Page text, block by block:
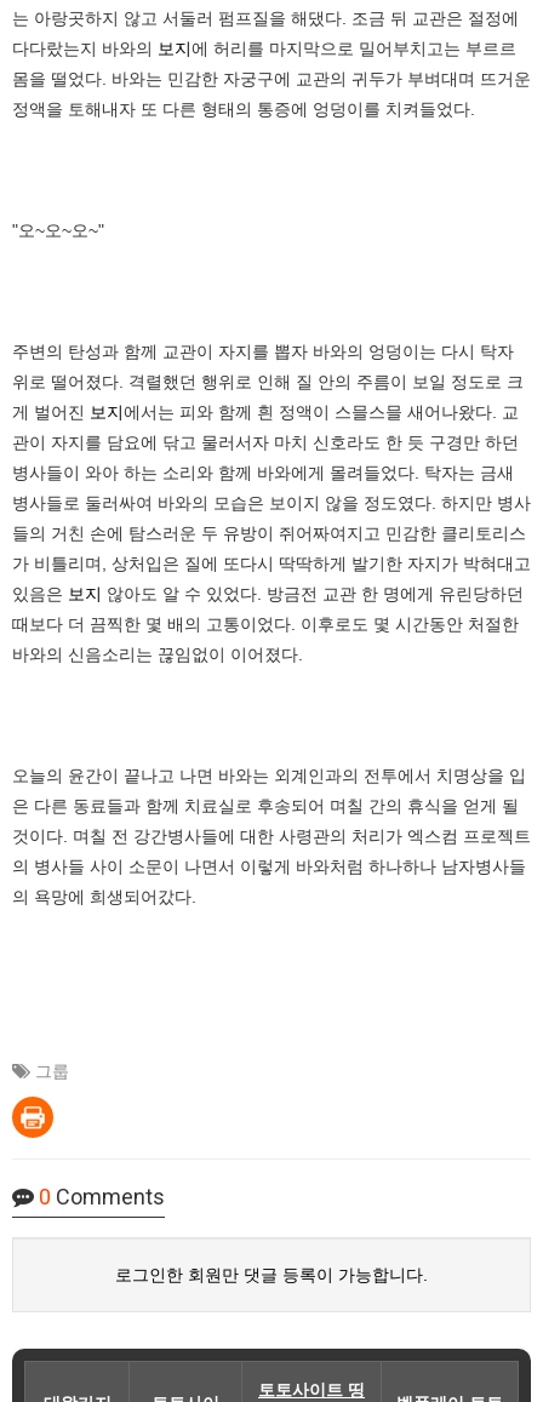
는 아랑곳하지 않고 서둘러 펌프질을 해댔다. 조금 뒤 교관은 절정에
다다랐는지 바와의 보지에 허리를 마지막으로 밀어부치고는 부르르
몸을 떨었다. 바와는 민감한 자궁구에 교관의 귀두가 부벼대며 뜨거운
정액을 토해내자 또 다른 형태의 통증에 엉덩이를 치켜들었다.
"오~오~오~"
주변의 탄성과 함께 교관이 자지를 뽑자 바와의 엉덩이는 다시 탁자
위로 떨어졌다. 격렬했던 행위로 인해 질 안의 주름이 보일 정도로 크
게 벌어진 보지에서는 피와 함께 흰 정액이 스믈스믈 새어나왔다. 교
관이 자지를 담요에 닦고 물러서자 마치 신호라도 한 듯 구경만 하던
병사들이 와아 하는 소리와 함께 바와에게 몰려들었다. 탁자는 금새
병사들로 둘러싸여 바와의 모습은 보이지 않을 정도였다. 하지만 병사
들의 거친 손에 탐스러운 두 유방이 쥐어짜여지고 민감한 클리토리스
가 비틀리며, 상처입은 질에 또다시 딱딱하게 발기한 자지가 박혀대고
있음은 보지 않아도 알 수 있었다. 방금전 교관 한 명에게 유린당하던
때보다 더 끔찍한 몇 배의 고통이었다. 이후로도 몇 시간동안 처절한
바와의 신음소리는 끊임없이 이어졌다.
오늘의 윤간이 끝나고 나면 바와는 외계인과의 전투에서 치명상을 입
은 다른 동료들과 함께 치료실로 후송되어 며칠 간의 휴식을 얻게 될
것이다. 며칠 전 강간병사들에 대한 사령관의 처리가 엑스컴 프로젝트
의 병사들 사이 소문이 나면서 이렇게 바와처럼 하나하나 남자병사들
의 욕망에 희생되어갔다.
그룹
0 Comments
로그인한 회원만 댓글 등록이 가능합니다.
토토사이트 띵